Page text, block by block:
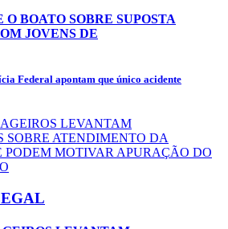
BOATO SOBRE SUPOSTA
JOVENS DE
Federal apontam que único acidente